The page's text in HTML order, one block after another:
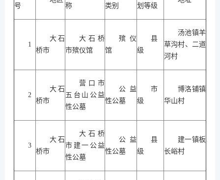
号
称
类别
划等级
1
大石
桥市
大石桥
市殡仪馆
殡仪
馆
县
级
汤池镇羊
草沟村、二道
河村
2
大石
桥市
营口市
五台山公益
性公墓
公益
性公墓
市
级
博洛铺镇
华山村
3
大石
桥市
大石桥
市建一公益
性公墓
公益
性公墓
县
级
建一镇板
长峪村